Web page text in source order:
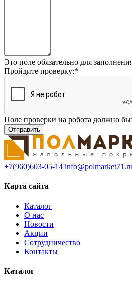
Это поле обязательно для
Пройдите проверку:*
Поле проверки на робота должно
+7(960)603-05-14 info@polmarket71.ru
Карта сайта
Каталог
О нас
Новости
Акции
Сотрудничество
Контакты
Каталог